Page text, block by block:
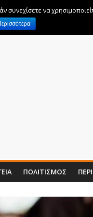
ΠΟΛΙΤΙΣΜΌΣ
να